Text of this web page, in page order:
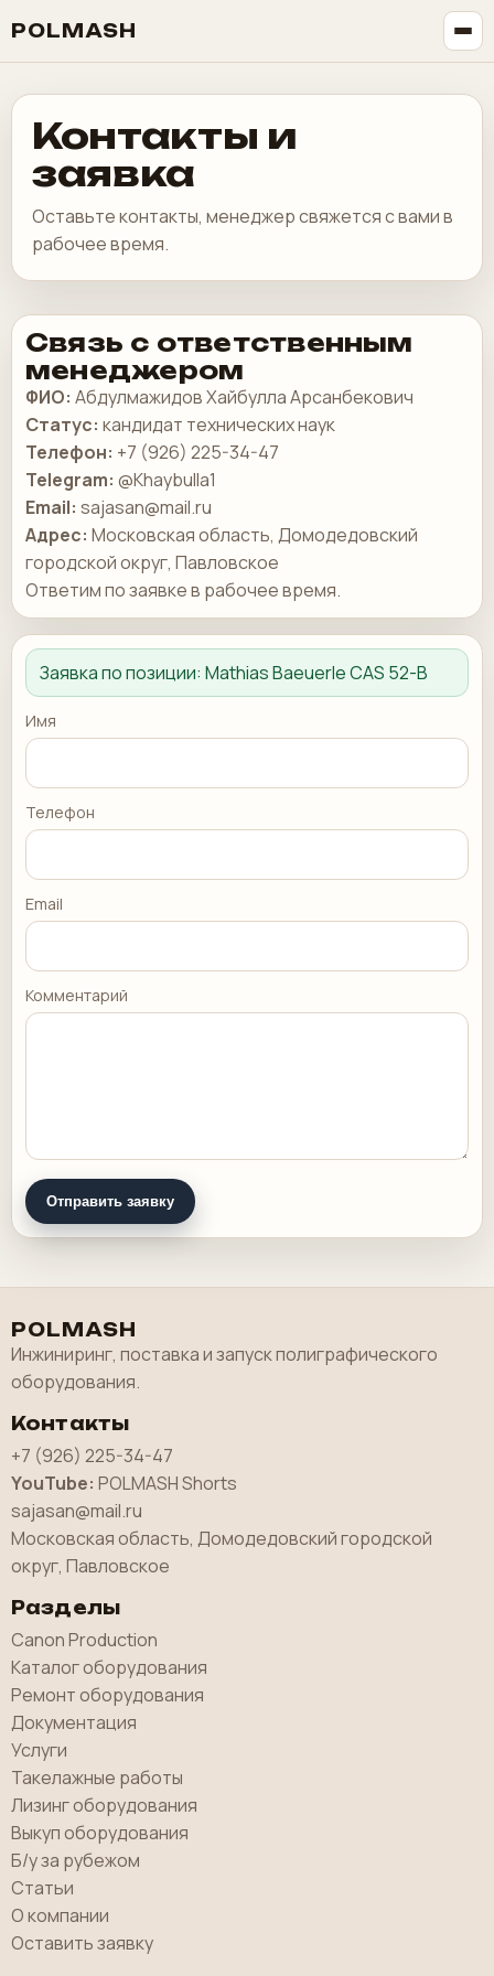
POLMASH
Контакты и
заявка
Оставьте контакты, менеджер свяжется с вами в
рабочее время.
Связь с ответственным
менеджером
ФИО: Абдулмажидов Хайбулла Арсанбекович
Статус: кандидат технических наук
Телефон: +7 (926) 225-34-47
Telegram: @Khaybulla1
Email: sajasan@mail.ru
Адрес: Московская область, Домодедовский
городской округ, Павловское
Ответим по заявке в рабочее время.
Заявка по позиции: Mathias Baeuerle CAS 52-B
Имя
Телефон
Email
Комментарий
Отправить заявку
POLMASH
Инжиниринг, поставка и запуск полиграфического
оборудования.
Контакты
+7 (926) 225-34-47
YouTube: POLMASH Shorts
sajasan@mail.ru
Московская область, Домодедовский городской
округ, Павловское
Разделы
Canon Production
Каталог оборудования
Ремонт оборудования
Документация
Услуги
Такелажные работы
Лизинг оборудования
Выкуп оборудования
Б/у за рубежом
Статьи
О компании
Оставить заявку